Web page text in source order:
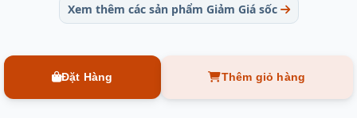
Xem thêm các sản phẩm Giảm Giá sốc
Đặt Hàng Thêm giỏ hàng